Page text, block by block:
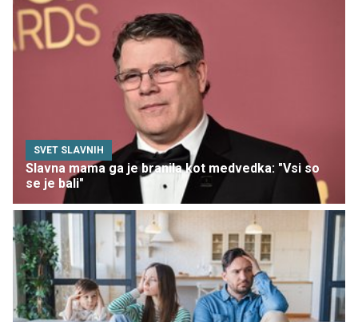
SVET SLAVNIH
Slavna mama ga je branila kot medvedka: "Vsi so
se je bali"